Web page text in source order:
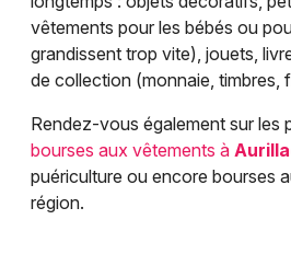
vêtements pour les bébés ou
grandissent trop vite), jouets,
de collection (monnaie, timbres,
Rendez-vous également sur les
bourses aux vêtements à
puériculture ou encore bourses
région.